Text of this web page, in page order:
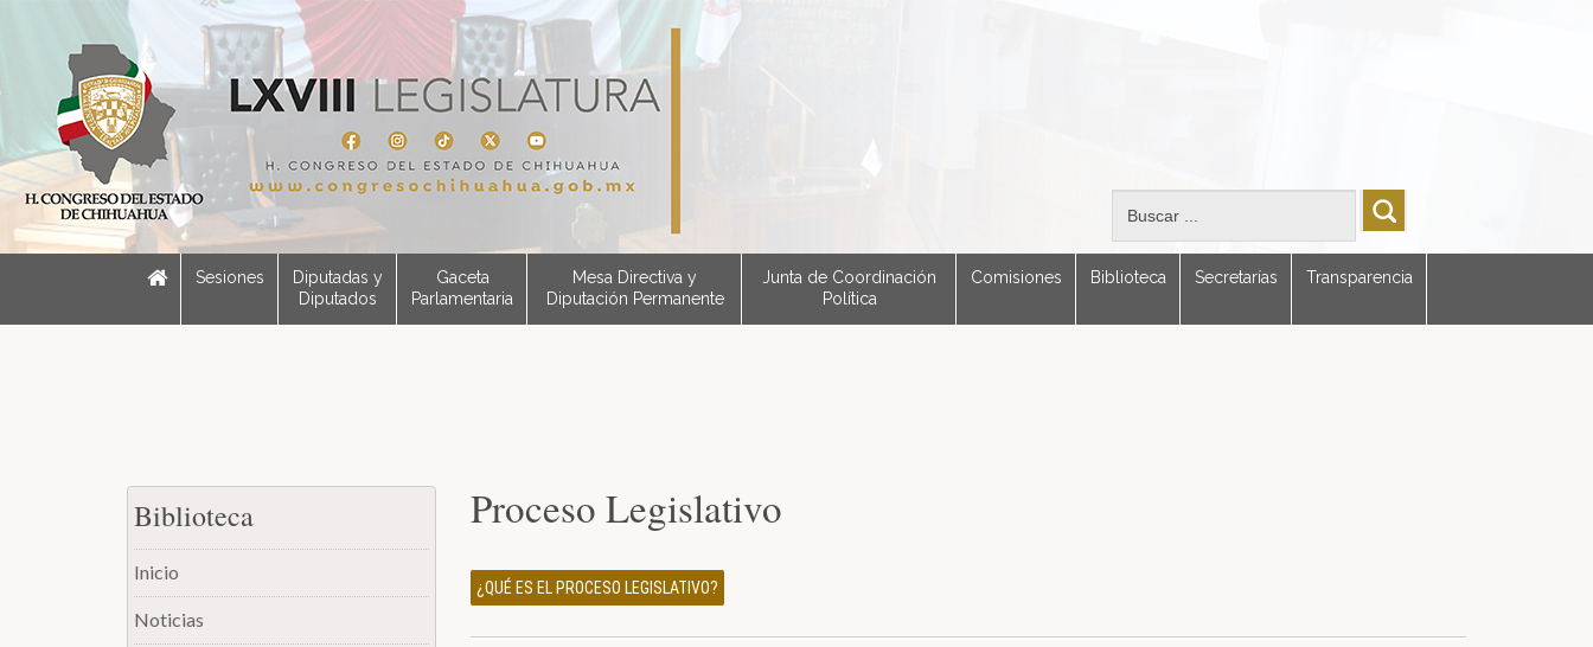
Sesiones
Diputadas y
Diputados
Gaceta
Parlamentaria
Mesa Directiva y
Diputación Permanente
Junta de Coordinación
Política
Comisiones Biblioteca Secretarías Transparencia
Biblioteca
Inicio
Noticias
Proceso Legislativo
¿QUÉ ES EL PROCESO LEGISLATIVO?